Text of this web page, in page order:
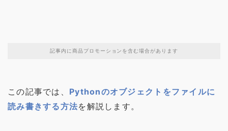
記事内に商品プロモーションを含む場合があります
この記事では、 Pythonのオブジェクトをファイルに
読み書きする方法を解説します。